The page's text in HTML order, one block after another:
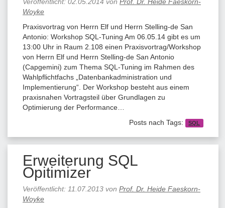
Woyke
Praxisvortrag von Herrn Elf und Herrn Stelling-de San
Antonio: Workshop SQL-Tuning Am 06.05.14 gibt es um
13:00 Uhr in Raum 2.108 einen Praxisvortrag/Workshop
von Herrn Elf und Herrn Stelling-de San Antonio
(Capgemini) zum Thema SQL-Tuning im Rahmen des
Wahlpflichtfachs „Datenbankadministration und
Implementierung“. Der Workshop besteht aus einem
praxisnahen Vortragsteil über Grundlagen zu
Optimierung der Performance…
Posts nach Tags:
SQL
Erweiterung SQL
Opitimizer
Veröffentlicht: 11.07.2013 von Prof. Dr. Heide Faeskorn-
Woyke